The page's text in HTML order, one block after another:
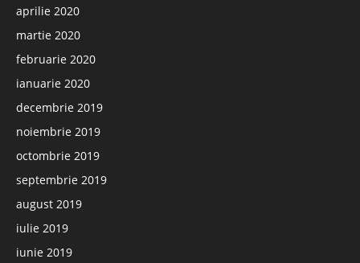
aprilie 2020
martie 2020
februarie 2020
ianuarie 2020
decembrie 2019
noiembrie 2019
octombrie 2019
septembrie 2019
august 2019
iulie 2019
iunie 2019